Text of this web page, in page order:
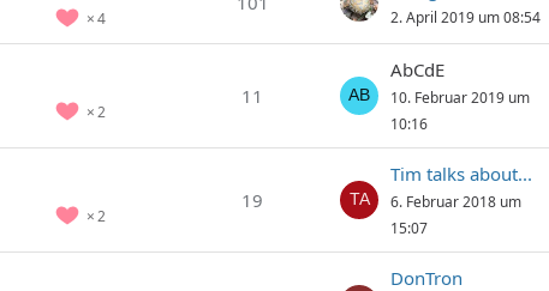
4 2. April 2019 um 08:54
2
11
AbCdE
10. Februar 2019 um
10:16
2
19
Tim talks about...
6. Februar 2018 um
15:07
DonTron